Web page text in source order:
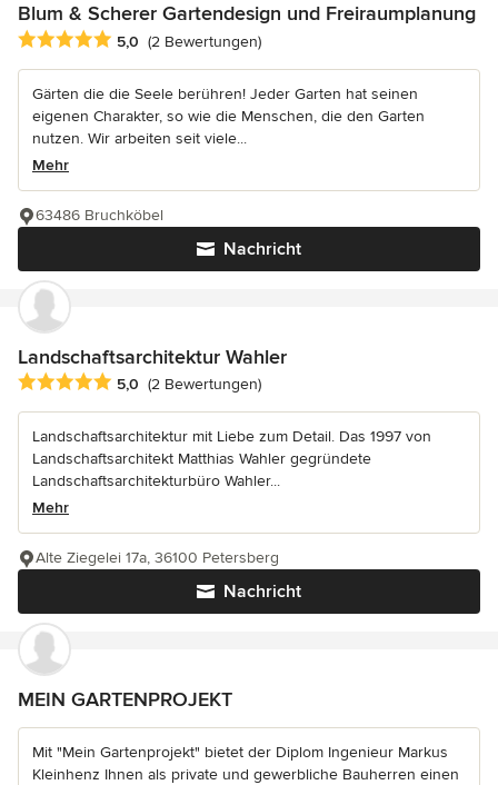
Blum & Scherer Gartendesign und Freiraumplanung
Durchschnittliche Bewertung: 5 von 5 Sternen
5,0 (2 Bewertungen)
Gärten die die Seele berühren! Jeder Garten hat seinen
eigenen Charakter, so wie die Menschen, die den Garten
nutzen. Wir arbeiten seit viele...
Mehr
Nachricht
63486 Bruchköbel
Landschaftsarchitektur Wahler
Durchschnittliche Bewertung: 5 von 5 Sternen
5,0 (2 Bewertungen)
Landschaftsarchitektur mit Liebe zum Detail. Das 1997 von
Landschaftsarchitekt Matthias Wahler gegründete
Landschaftsarchitekturbüro Wahler...
Mehr
Nachricht
Alte Ziegelei 17a, 36100 Petersberg
MEIN GARTENPROJEKT
Mit "Mein Gartenprojekt" bietet der Diplom Ingenieur Markus
Kleinhenz Ihnen als private und gewerbliche Bauherren einen